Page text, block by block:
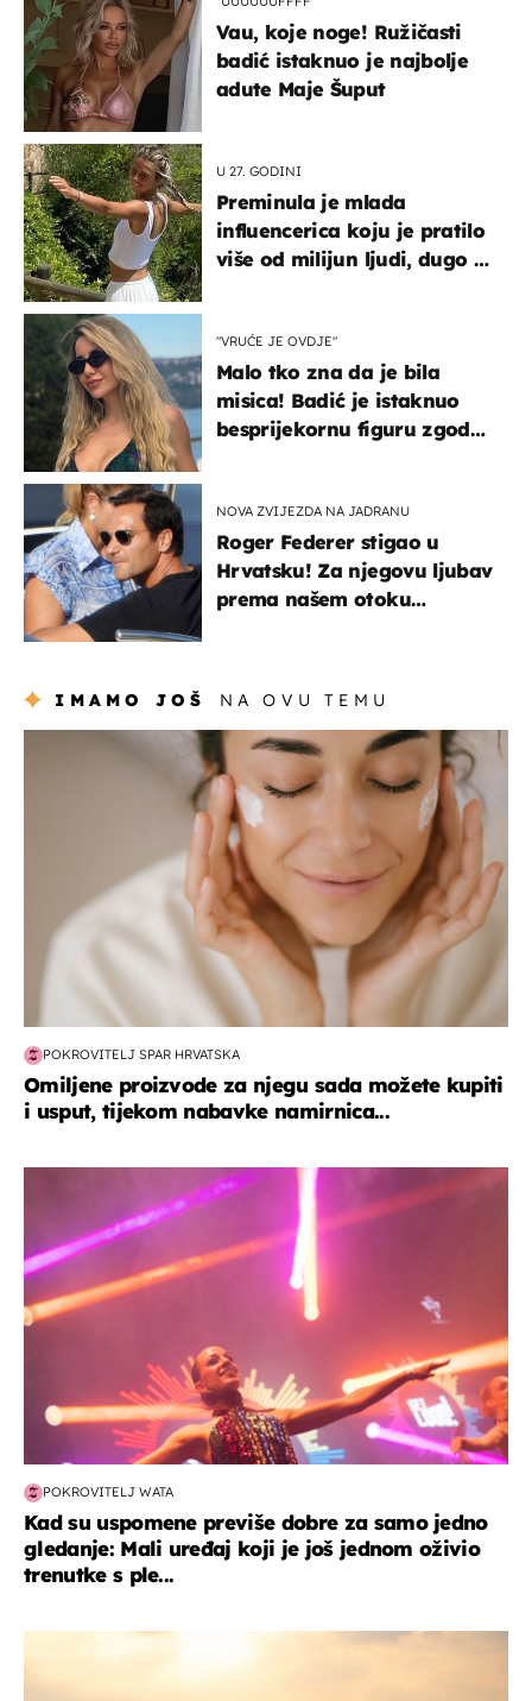
Vau, koje noge! Ružičasti
badić istaknuo je najbolje
adute Maje Šuput
U 27. GODINI
Preminula je mlada
influencerica koju je pratilo
više od milijun ljudi, dugo se
"VRUĆE JE OVDJE"
Malo tko zna da je bila
misica! Badić je istaknuo
besprijekornu figuru zgodne
NOVA ZVIJEZDA NA JADRANU
Roger Federer stigao u
Hrvatsku! Za njegovu ljubav
prema našem otoku
IMAMO JOŠ NA OVU TEMU
moda & ljepota
POKROVITELJ SPAR HRVATSKA
Omiljene proizvode za njegu sada možete kupiti
i usput, tijekom nabavke namirnica...
POKROVITELJ WATA
Kad su uspomene previše dobre za samo jedno
gledanje: Mali uređaj koji je još jednom oživio
trenutke s ple...